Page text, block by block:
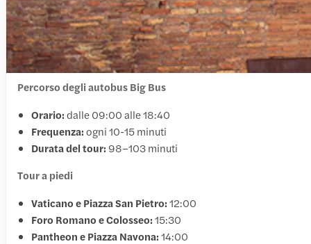
Percorso degli autobus Big Bus
Orario:dalle 09:00 alle 18:40
Frequenza:ogni 10-15 minuti
Durata del tour: 98–103 minuti
Tour a piedi
Vaticano e Piazza San Pietro:12:00
Foro Romano e Colosseo:15:30
Pantheon e Piazza Navona:14:00